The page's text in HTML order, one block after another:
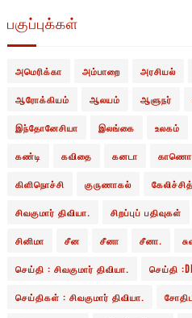
பகுப்புக்கள்
அமெரிக்கா அம்பாறை அரசியல்
ஆரோக்கியம் ஆலயம் ஆளுநர்
இந்தோனேசியா இலங்கை உலகம்
கண்டி கவிதை கனடா
கிளிநொச்சி குருணாகல்
சிவகுமார் திவியா. சிறப்புப் பதிவுகள்
சினிமா சீன சீனா சீனா.
செய்தி : சிவகுமார் திவியா. செய்தி
செய்திகள் : சிவகுமார் திவியா.